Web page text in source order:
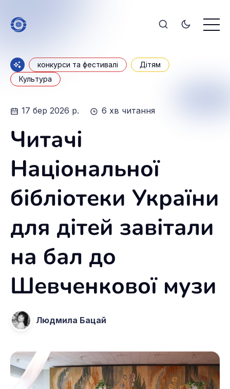
конкурси та фестивалі
Дітям
Культура
17 бер 2026 р. 6 хв читання
Читачі
Національної
бібліотеки України
для дітей завітали
на бал до
Шевченкової музи
Людмила Бацай